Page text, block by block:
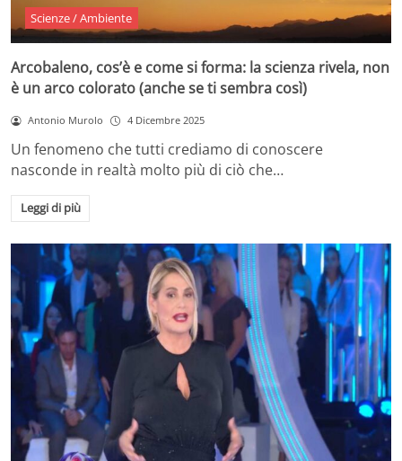
Scienze / Ambiente
Arcobaleno, cos’è e come si forma: la scienza rivela, non
è un arco colorato (anche se ti sembra così)
Antonio Murolo 4 Dicembre 2025
Un fenomeno che tutti crediamo di conoscere
nasconde in realtà molto più di ciò che…
Leggi di più